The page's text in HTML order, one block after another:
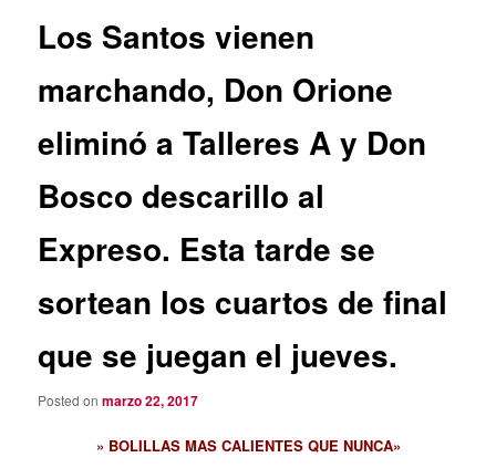
Los Santos vienen
marchando, Don Orione
eliminó a Talleres A y Don
Bosco descarillo al
Expreso. Esta tarde se
sortean los cuartos de final
que se juegan el jueves.
Posted onmarzo 22, 2017
» BOLILLAS MAS CALIENTES QUE NUNCA»